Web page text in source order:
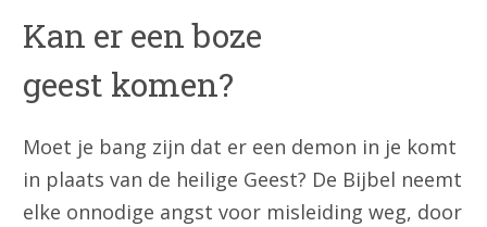
Kan er een boze
geest komen?
Moet je bang zijn dat er een demon in je komt
in plaats van de heilige Geest? De Bijbel neemt
elke onnodige angst voor misleiding weg, door